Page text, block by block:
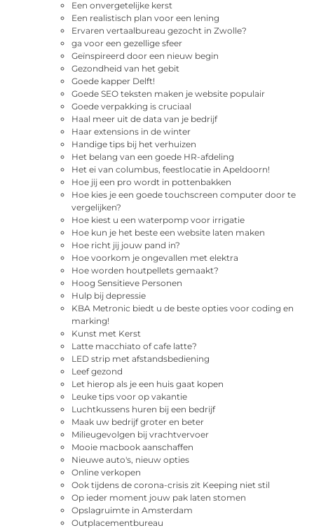
Een onvergetelijke kerst
Een realistisch plan voor een lening
Ervaren vertaalbureau gezocht in Zwolle?
ga voor een gezellige sfeer
Geïnspireerd door een nieuw begin
Gezondheid van het gebit
Goede kapper Delft!
Goede SEO teksten maken je website populair
Goede verpakking is cruciaal
Haal meer uit de data van je bedrijf
Haar extensions in de winter
Handige tips bij het verhuizen
Het belang van een goede HR-afdeling
Het ei van columbus, feestlocatie in Apeldoorn!
Hoe jij een pro wordt in pottenbakken
Hoe kies je een goede touchscreen computer door te
vergelijken?
Hoe kiest u een waterpomp voor irrigatie
Hoe kun je het beste een website laten maken
Hoe richt jij jouw pand in?
Hoe voorkom je ongevallen met elektra
Hoe worden houtpellets gemaakt?
Hoog Sensitieve Personen
Hulp bij depressie
KBA Metronic biedt u de beste opties voor coding en
marking!
Kunst met Kerst
Latte macchiato of cafe latte?
LED strip met afstandsbediening
Leef gezond
Let hierop als je een huis gaat kopen
Leuke tips voor op vakantie
Luchtkussens huren bij een bedrijf
Maak uw bedrijf groter en beter
Milieugevolgen bij vrachtvervoer
Mooie macbook aanschaffen
Nieuwe auto's, nieuw opties
Online verkopen
Ook tijdens de corona-crisis zit Keeping niet stil
Op ieder moment jouw pak laten stomen
Opslagruimte in Amsterdam
Outplacementbureau